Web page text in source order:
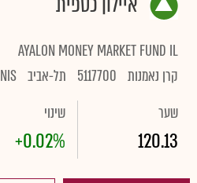
AYALON MONEY MARKET FUND IL
קרן נאמנות 5117700 תל-אביב NIS
שער
120.13
שינוי
+0.02%